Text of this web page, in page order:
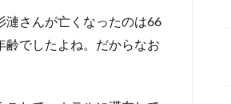
漣さんが亡くなったのは66
齢でしたよね。だからなお